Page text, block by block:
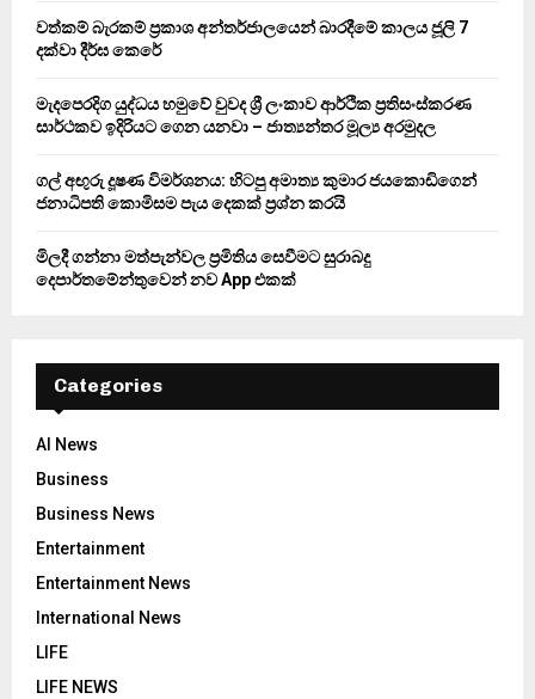
වත්කම් බැරකම් ප්‍රකාශ අන්තර්ජාලයෙන් බාරදීමේ කාලය ජූලි 7
දක්වා දීර්ඝ කෙරේ
මැදපෙරදිග යුද්ධය හමුවේ වුවද ශ්‍රී ලංකාව ආර්ථික ප්‍රතිසංස්කරණ
සාර්ථකව ඉදිරියට ගෙන යනවා – ජාත්‍යන්තර මූල්‍ය අරමුදල
ගල් අඟුරු දූෂණ විමර්ශනය: හිටපු අමාත්‍ය කුමාර ජයකොඩිගෙන්
ජනාධිපති කොමිසම පැය දෙකක් ප්‍රශ්න කරයි
මිලදී ගන්නා මත්පැන්වල ප්‍රමිතිය සෙවීමට සුරාබදු
දෙපාර්තමේන්තුවෙන් නව App එකක්
Categories
AI News
Business
Business News
Entertainment
Entertainment News
International News
LIFE
LIFE NEWS